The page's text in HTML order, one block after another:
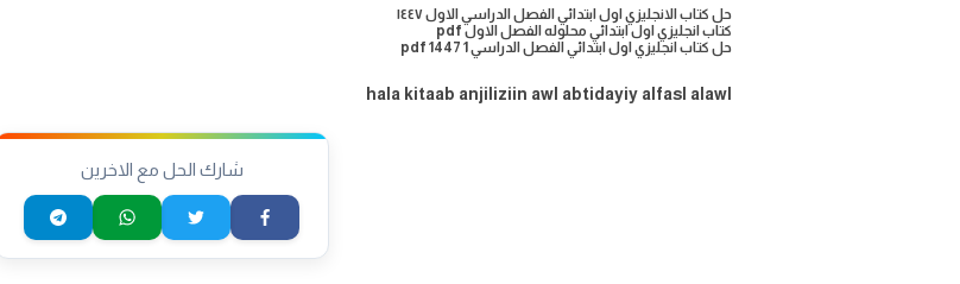
حل كتاب الانجليزي اول ابتدائي الفصل الدراسي الاول ١٤٤٧
كتاب انجليزي اول ابتدائي محلوله الفصل الاول pdf
حل كتاب انجليزي اول ابتدائي الفصل الدراسي 1 1447 pdf
hala kitaab anjiliziin awl abtidayiy alfasl alawl
شارك الحل مع الاخرين